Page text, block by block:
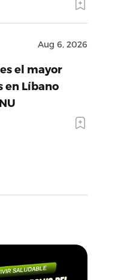
Aug 6, 2026
el mayor
en Líbano